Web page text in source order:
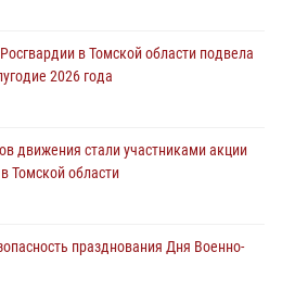
знака Росгвардии (видео)
в Томской области подвела
2026 года
движения стали участниками акции
Томской области
празднования Дня Военно-